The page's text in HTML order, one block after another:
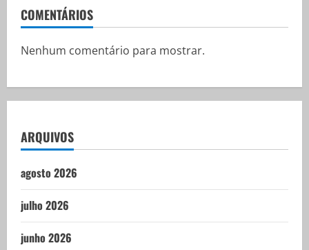
COMENTÁRIOS
Nenhum comentário para mostrar.
ARQUIVOS
agosto 2026
julho 2026
junho 2026